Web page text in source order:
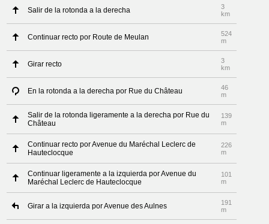
Salir de la rotonda a la derecha
3
km
Continuar recto por Route de Meulan
524
m
Girar recto
3
km
En la rotonda a la derecha por Rue du Château
46
m
Salir de la rotonda ligeramente a la derecha por Rue du
Château
139
m
Continuar recto por Avenue du Maréchal Leclerc de
Hauteclocque
226
m
Continuar ligeramente a la izquierda por Avenue du
Maréchal Leclerc de Hauteclocque
101
m
Girar a la izquierda por Avenue des Aulnes
191
m